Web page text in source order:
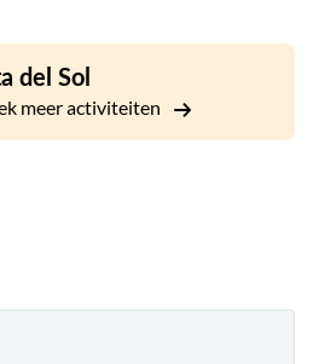
del Sol
meer activiteiten